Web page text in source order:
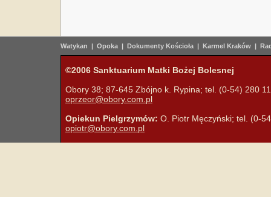
Watykan | Opoka | Dokumenty Kościoła | Karmel Kraków |
©2006 Sanktuarium Matki Bożej Bolesnej
Obory 38; 87-645 Zbójno k. Rypina; tel. (0-54) 280
oprzeor@obory.com.pl
Opiekun Pielgrzymów: O. Piotr Męczyński; tel. (0-
opiotr@obory.com.pl